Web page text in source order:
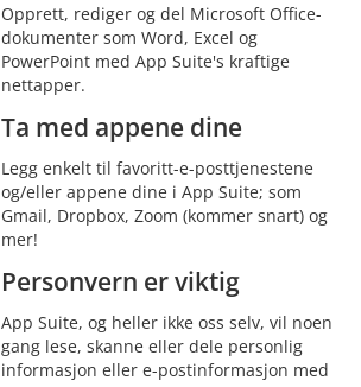
Opprett, rediger og del Microsoft Office-
dokumenter som Word, Excel og
PowerPoint med App Suite's kraftige
nettapper.
Ta med appene dine
Legg enkelt til favoritt-e-posttjenestene
og/eller appene dine i App Suite; som
Gmail, Dropbox, Zoom (kommer snart) og
mer!
Personvern er viktig
App Suite, og heller ikke oss selv, vil noen
gang lese, skanne eller dele personlig
informasjon eller e-postinformasjon med